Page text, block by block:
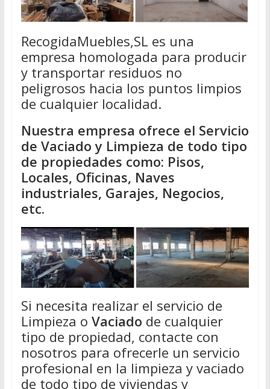
RecogidaMuebles,SL es una
empresa homologada para producir
y transportar residuos no
peligrosos hacia los puntos limpios
de cualquier localidad.
Nuestra empresa ofrece el Servicio
de Vaciado y Limpieza de todo tipo
de propiedades como: Pisos,
Locales, Oficinas, Naves
industriales, Garajes, Negocios,
etc.
Si necesita realizar el servicio de
Limpieza o Vaciado de cualquier
tipo de propiedad, contacte con
nosotros para ofrecerle un servicio
profesional en la limpieza y vaciado
de todo tipo de viviendas y